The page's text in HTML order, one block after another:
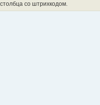
со штрихкодом.